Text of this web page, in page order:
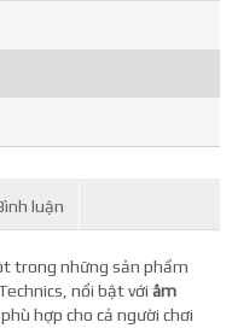
luận
trong những sản phẩm
nổi bật với âm
hợp cho cả người chơi